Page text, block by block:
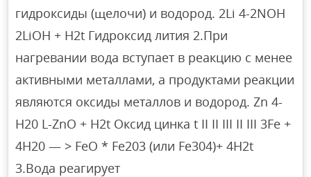
гидроксиды (щелочи) и водород. 2Li 4-2NOH
2LiOH + H2t Гидроксид лития 2.При
нагревании вода вступает в реакцию с менее
активными металлами, а продуктами реакции
являются оксиды металлов и водород. Zn 4-
H20 L-ZnO + H2t Оксид цинка t II II III II III 3Fe +
4H20 — > FeO * Fe203 (или Fe304)+ 4H2t
3.Вода реагирует